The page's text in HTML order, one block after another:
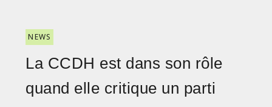
NEWS
La CCDH est dans son rôle
quand elle critique un parti